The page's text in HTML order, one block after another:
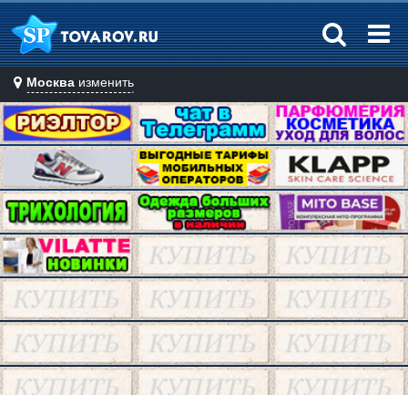
Москва изменить